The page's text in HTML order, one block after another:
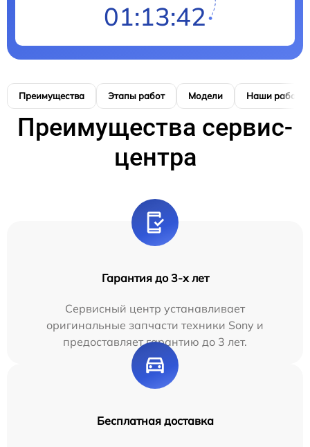
01:13:42
Преимущества Этапы работ Модели Наши работы
Преимущества сервис-
центра
Гарантия до 3-х лет
Сервисный центр устанавливает
оригинальные запчасти техники Sony и
предоставляет гарантию до 3 лет.
Бесплатная доставка